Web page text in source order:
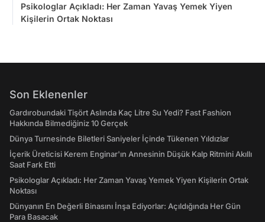
Psikologlar Açıkladı: Her Zaman Yavaş Yemek Yiyen
Kişilerin Ortak Noktası
Son Eklenenler
Gardırobundaki Tişört Aslında Kaç Litre Su Yedi? Fast Fashion
Hakkında Bilmediğiniz 10 Gerçek
Dünya Turnesinde Biletleri Saniyeler İçinde Tükenen Yıldızlar
İçerik Üreticisi Kerem Enginar'ın Annesinin Düşük Kalp Ritmini Akıllı
Saat Fark Etti
Psikologlar Açıkladı: Her Zaman Yavaş Yemek Yiyen Kişilerin Ortak
Noktası
Dünyanın En Değerli Binasını İnşa Ediyorlar: Açıldığında Her Gün
Para Basacak